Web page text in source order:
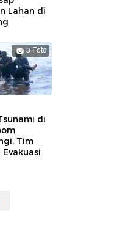
Lahan di
3 Foto
di
Tim